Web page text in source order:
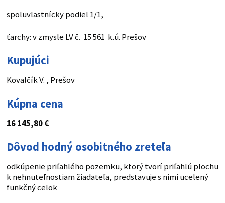
spoluvlastnícky podiel 1/1,
ťarchy: v zmysle LV č. 15 561 k.ú. Prešov
Kupujúci
Kovalčík V. , Prešov
Kúpna cena
16 145,80 €
Dôvod hodný osobitného zreteľa
odkúpenie priľahlého pozemku, ktorý tvorí priľahlú plochu
k nehnuteľnostiam žiadateľa, predstavuje s nimi ucelený
funkčný celok